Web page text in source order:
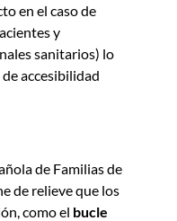
en el caso de
y
sanitarios) lo
accesibilidad
de Familias de
de relieve que los
como el bucle